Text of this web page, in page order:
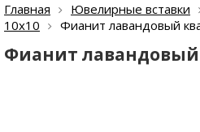
Главная Ювелирные вставки
10х10
Фианит лавандовый
Фианит лавандовый